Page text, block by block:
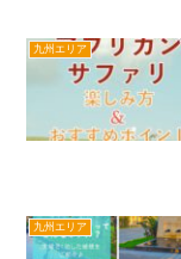
九州エリア
九州エリア